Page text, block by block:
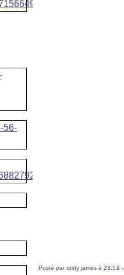
Posté par rusty james à 23:53 -